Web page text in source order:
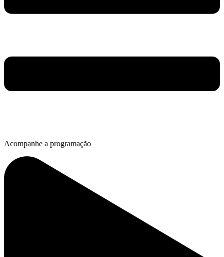
Acompanhe a programação